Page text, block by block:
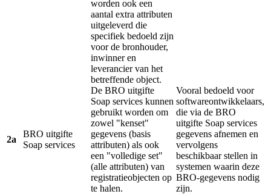
2a
BRO uitgifte
Soap services
worden ook een
aantal extra attributen
uitgeleverd die
specifiek bedoeld zijn
voor de bronhouder,
inwinner en
leverancier van het
betreffende object.
De BRO uitgifte
Soap services kunnen
gebruikt worden om
zowel "kenset"
gegevens (basis
attributen) als ook
een "volledige set"
(alle attributen) van
registratieobjecten op
te halen.
Vooral bedoeld voor
softwareontwikkelaars,
die via de BRO
uitgifte Soap services
gegevens afnemen en
vervolgens
beschikbaar stellen in
systemen waarin deze
BRO-gegevens nodig
zijn.